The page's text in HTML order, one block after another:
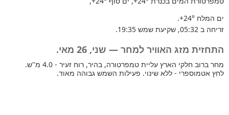
ים המלח +24°
.
זריחה ב 05:32, שקיעת שמש 19:35.
התחזית מזג האוויר למחר — שני, 26 מאי.
מחר ברוב חלקי הארץ עליית טמפרטורה, בהיר, רוח זעיר - 4.0 מ"ש.
לחץ אטמוספרי - ללא שינוי. פעילות השמש גבוהה מאוד.